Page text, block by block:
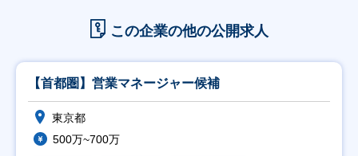
この企業の他の公開求人
【首都圏】営業マネージャー候補
東京都
500万~700万